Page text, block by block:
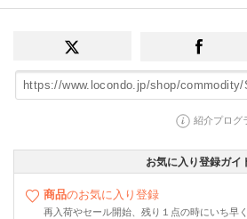
紹介プログ
お気に入り登録ガイ
商品のお気に入り登録
再入荷やセール開始、残り１点の時にいち早